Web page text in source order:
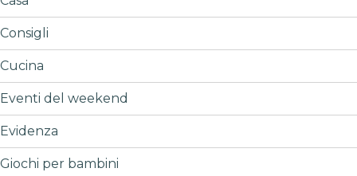
Consigli
Cucina
Eventi del weekend
Evidenza
Giochi per bambini